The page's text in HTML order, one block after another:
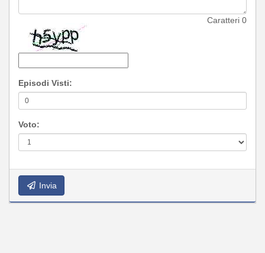
Caratteri 0
Episodi Visti:
Voto:
Invia